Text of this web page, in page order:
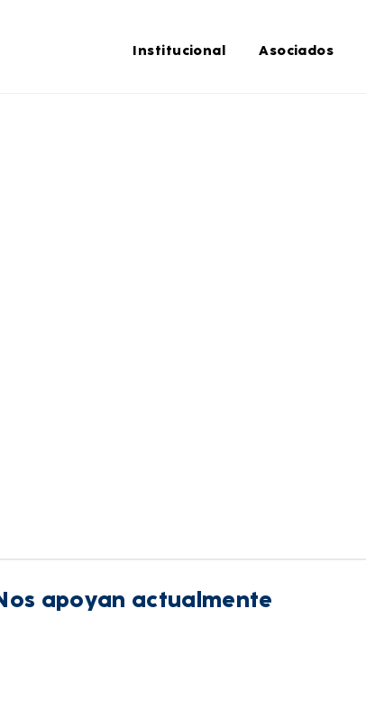
Institucional Asociados
apoyan actualmente